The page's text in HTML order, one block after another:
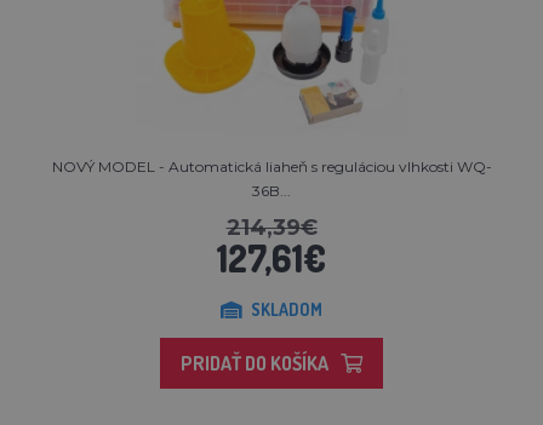
NOVÝ MODEL - Automatická liaheň s reguláciou vlhkosti WQ-
36B...
214,39€
127,61€
SKLADOM
PRIDAŤ DO KOŠÍKA